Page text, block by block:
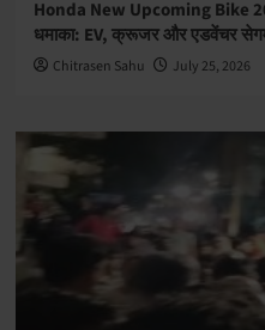
Honda New Upcoming Bike
धमाका: EV, क्रूजर और एडवेंचर
Chitrasen Sahu July 25, 2026